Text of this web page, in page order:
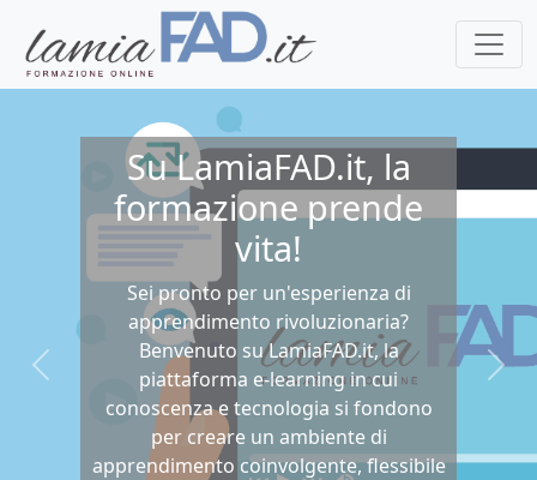
Su LamiaFAD.it, la
formazione prende
vita!
Sei pronto per un'esperienza di
apprendimento rivoluzionaria?
Benvenuto su LamiaFAD.it, la
piattaforma e-learning in cui
conoscenza e tecnologia si fondono
per creare un ambiente di
apprendimento coinvolgente, flessibile
Precedente